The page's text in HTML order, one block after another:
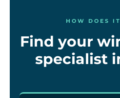
HOW DOES
Find your
specialist